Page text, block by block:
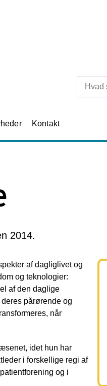
Kontakt
2014.
af dagliglivet og
og teknologier:
af den daglige
pårørende og
når
idet hun har
i forskellige regi af
og i